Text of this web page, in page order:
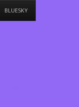
BLUESKY